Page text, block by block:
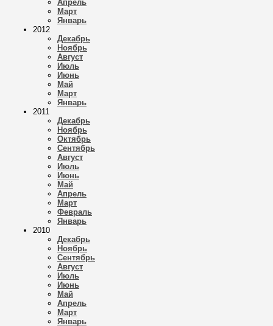
Апрель
Март
Январь
2012
Декабрь
Ноябрь
Август
Июль
Июнь
Май
Март
Январь
2011
Декабрь
Ноябрь
Октябрь
Сентябрь
Август
Июль
Июнь
Май
Апрель
Март
Февраль
Январь
2010
Декабрь
Ноябрь
Сентябрь
Август
Июль
Июнь
Май
Апрель
Март
Январь